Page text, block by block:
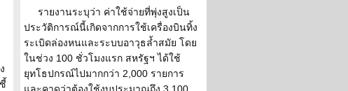
รายงานระบุว่า ค่าใช้จ่ายที่พุ่งสูงเป็น
ประวัติการณ์นี้เกิดจากการใช้เครื่องบินทิ้ง
ระเบิดล่องหนและระบบอาวุธล้ำสมัย โดย
ในช่วง 100 ชั่วโมงแรก สหรัฐฯ ได้ใช้
ยุทโธปกรณ์ไปมากกว่า 2,000 รายการ